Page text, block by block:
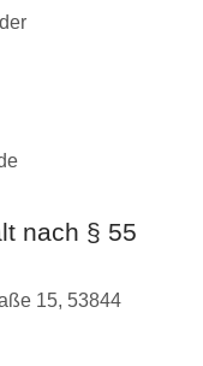
nach § 55
15, 53844